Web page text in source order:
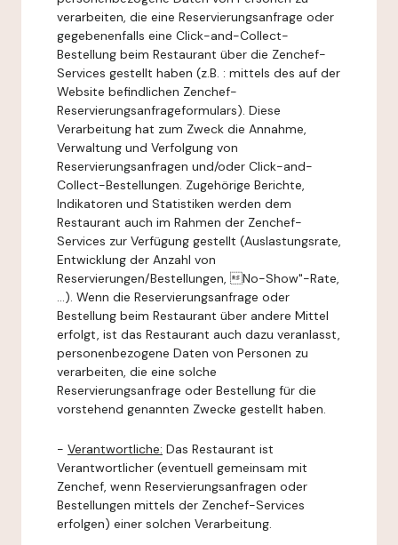
verarbeiten, die eine Reservierungsanfrage oder
gegebenenfalls eine Click-and-Collect-
Bestellung beim Restaurant über die Zenchef-
Services gestellt haben (z.B. : mittels des auf der
Website befindlichen Zenchef-
Reservierungsanfrageformulars). Diese
Verarbeitung hat zum Zweck die Annahme,
Verwaltung und Verfolgung von
Reservierungsanfragen und/oder Click-and-
Collect-Bestellungen. Zugehörige Berichte,
Indikatoren und Statistiken werden dem
Restaurant auch im Rahmen der Zenchef-
Services zur Verfügung gestellt (Auslastungsrate,
Entwicklung der Anzahl von
Reservierungen/Bestellungen, No-Show"-Rate,
...). Wenn die Reservierungsanfrage oder
Bestellung beim Restaurant über andere Mittel
erfolgt, ist das Restaurant auch dazu veranlasst,
personenbezogene Daten von Personen zu
verarbeiten, die eine solche
Reservierungsanfrage oder Bestellung für die
vorstehend genannten Zwecke gestellt haben.
- Verantwortliche: Das Restaurant ist
Verantwortlicher (eventuell gemeinsam mit
Zenchef, wenn Reservierungsanfragen oder
Bestellungen mittels der Zenchef-Services
erfolgen) einer solchen Verarbeitung.